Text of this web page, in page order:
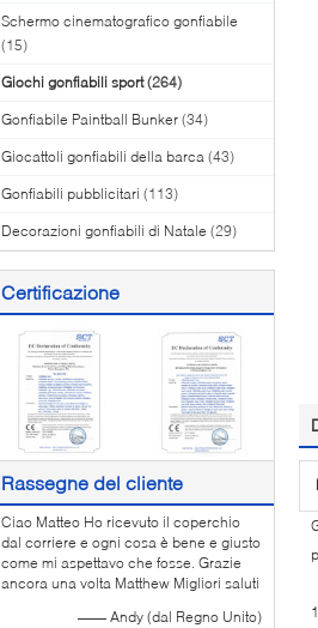
Schermo cinematografico gonfiabile
(15)
Giochi gonfiabili sport (264)
Gonfiabile Paintball Bunker (34)
Giocattoli gonfiabili della barca (43)
Gonfiabili pubblicitari (113)
Decorazioni gonfiabili di Natale (29)
Certificazione
Rassegne del cliente
Ciao Matteo Ho ricevuto il coperchio
dal corriere e ogni cosa è bene e giusto
come mi aspettavo che fosse. Grazie
ancora una volta Matthew Migliori saluti
—— Andy (dal Regno Unito)